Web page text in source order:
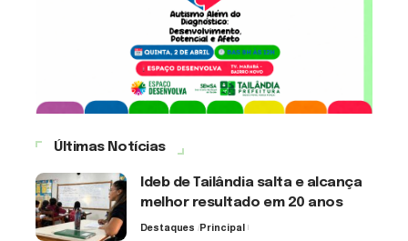
Últimas Notícias
Ideb de Tailândia salta e alcança
melhor resultado em 20 anos
Destaques Principal